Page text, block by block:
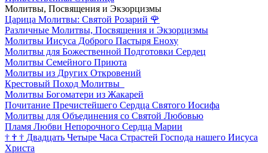
Молитвы, Посвящения и Экзорцизмы
Царица Молитвы: Святой Розарий 🌹
Различные Молитвы, Посвящения и Экзорцизмы
Молитвы Иисуса Доброго Пастыря Еноху
Молитвы для Божественной Подготовки Сердец
Молитвы Семейного Приюта
Молитвы из Других Откровений
Крестовый Поход Молитвы
Молитвы Богоматери из Жакарей
Почитание Пречистейшего Сердца Святого Иосифа
Молитвы для Объединения со Святой Любовью
Пламя Любви Непорочного Сердца Марии
† † † Двадцать Четыре Часа Страстей Господа нашего Иисуса
Христа